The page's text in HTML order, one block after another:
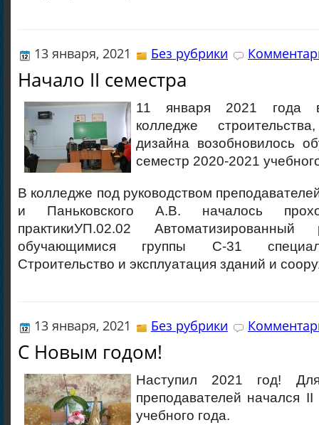
13 января, 2021 Без рубрики
Начало II семестра
11 января 2021 года в
колледже
дизайна возобновилось
семестр 2020-2021
В колледже под руководством
и Паньковского А.В. началось
практикиУП.02.02
обучающимися группы С-31
Строительство и эксплуатация зданий и
13 января, 2021 Без рубрики
С Новым годом!
Наступил 2021 год!
преподавателей начался
учебного года.